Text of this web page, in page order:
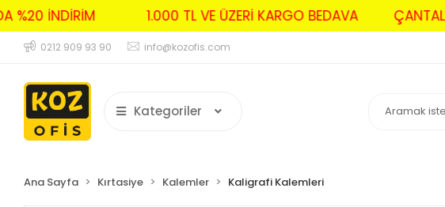
%20 İNDİRİM 1.000 TL VE ÜZERİ KARGO BEDAVA
0212 909 93 90 info@kozofis.com
Kategoriler
Ana Sayfa Kırtasiye Kalemler Kaligrafi Kalemleri